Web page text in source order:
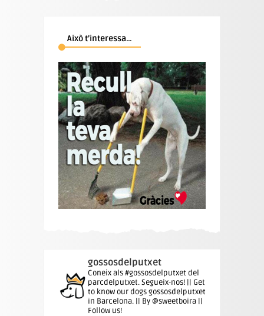
Això t’interessa…
gossosdelputxet
Coneix als #gossosdelputxet del
parcdelputxet. Segueix-nos! || Get
to know our dogs gossosdelputxet
in Barcelona. || By @sweetboira ||
Follow us!